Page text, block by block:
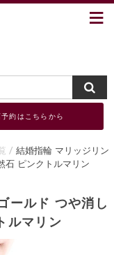
約はこちらから
結婚指輪 マリッジリン
石 ピンクトルマリン
ールド つや消し
ルマリン